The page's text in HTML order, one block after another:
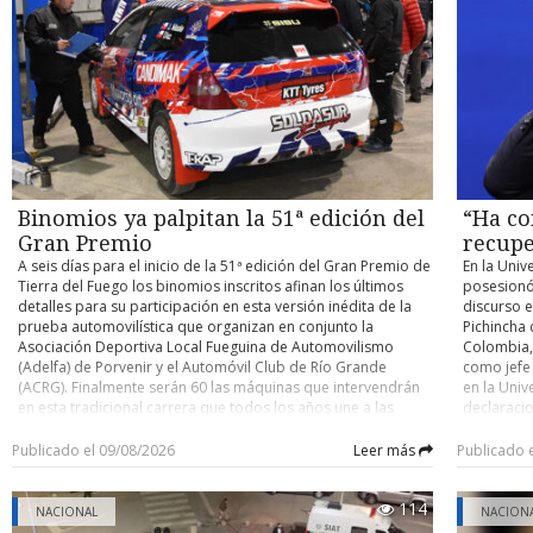
atribuido a Irán. Con información de Infobae
accidente y determinar eventuales responsabilidades. Su
control de detención quedó fijado para este domingo.
el
acceder
cerrado
y
Binomios ya palpitan la 51ª edición del
Gran Premio
A seis días para el inicio de la 51ª edición del Gran Premio de
Tierra del Fuego los binomios inscritos afinan los últimos
detalles para su participación en esta versión inédita de la
prueba automovilística que organizan en conjunto la
Asociación Deportiva Local Fueguina de Automovilismo
(Adelfa) de Porvenir y el Automóvil Club de Río Grande
(ACRG). Finalmente serán 60 las máquinas que intervendrán
en esta tradicional carrera que todos los años une a las
vuelta, con partida y llegada este año en la capital fueguina.
Como es ya conocido, para esta versión los organizadores
determinaron que la carrera se dispute por etapas,
reemplazando lo que se realizaba hasta la edición pasada
que era de bandera a bandera y sin detenciones entremedio
Publicado el 09/08/2026 Leer más
“Ha
En la
discurso
Pichincha
como
en la
nacional”
país. En
Ha
autoridad
Publicado
NACIONAL 114